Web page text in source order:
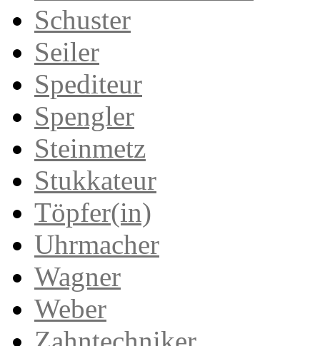
Schuster
Seiler
Spediteur
Spengler
Steinmetz
Stukkateur
Töpfer(in)
Uhrmacher
Wagner
Weber